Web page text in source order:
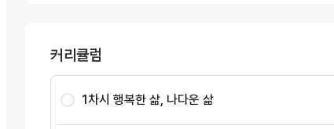
커리큘럼
1차시 행복한 삶, 나다운 삶